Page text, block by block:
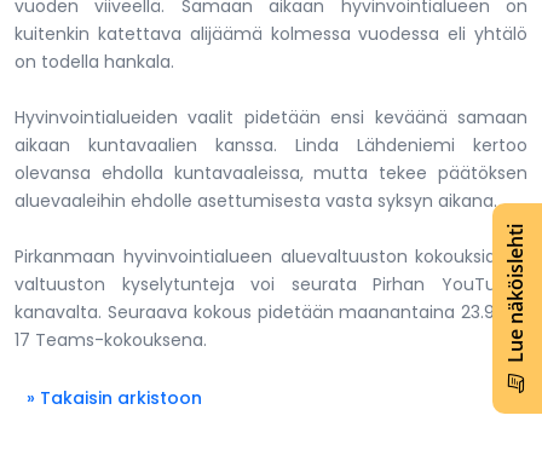
Lue näköislehti
vuoden viiveellä. Samaan aikaan hyvinvointialueen on
kuitenkin katettava alijäämä kolmessa vuodessa eli yhtälö
on todella hankala.
Hyvinvointialueiden vaalit pidetään ensi keväänä samaan
aikaan kuntavaalien kanssa. Linda Lähdeniemi kertoo
olevansa ehdolla kuntavaaleissa, mutta tekee päätöksen
aluevaaleihin ehdolle asettumisesta vasta syksyn aikana.
Pirkanmaan hyvinvointialueen aluevaltuuston kokouksia ja
valtuuston kyselytunteja voi seurata Pirhan YouTube-
kanavalta. Seuraava kokous pidetään maanantaina 23.9. klo
17 Teams-kokouksena.
» Takaisin arkistoon